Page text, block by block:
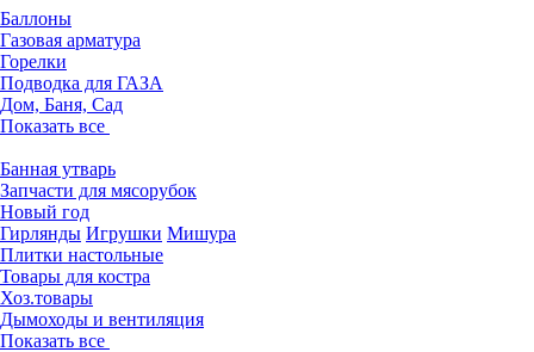
Баллоны
Газовая арматура
Горелки
Подводка для ГАЗА
Дом, Баня, Сад
Показать все
Банная утварь
Запчасти для мясорубок
Новый год
Гирлянды Игрушки Мишура
Плитки настольные
Товары для костра
Хоз.товары
Дымоходы и вентиляция
Показать все